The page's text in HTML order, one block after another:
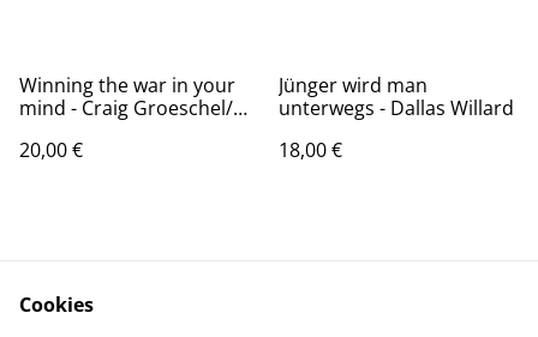
Winning the war in your
mind - Craig Groeschel/
20,00 €
Jünger wird man
unterwegs - Dallas Willard
18,00 €
Cookies